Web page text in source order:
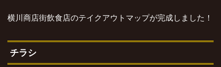
横川商店街飲食店のテイクアウトマップが完成しました！
チラシ